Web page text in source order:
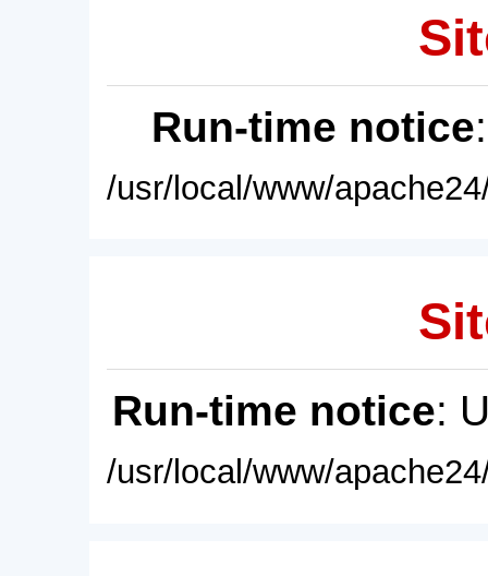
Run-time notice
/usr/local/www/
Run-time notice:
/usr/local/www/